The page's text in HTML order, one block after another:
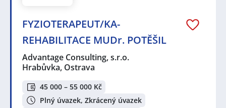
FYZIOTERAPEUT/KA-
REHABILITACE MUDr. POTĚŠIL
Advantage Consulting, s.r.o.
Hrabůvka, Ostrava
45 000 – 55 000 Kč
Plný úvazek, Zkrácený úvazek